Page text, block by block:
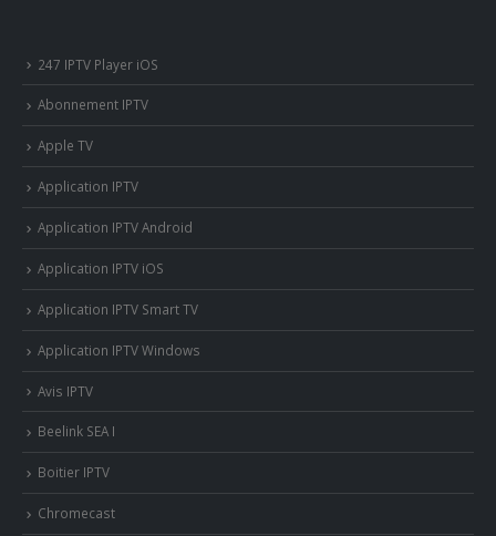
247 IPTV Player iOS
Abonnement IPTV
Apple TV
Application IPTV
Application IPTV Android
Application IPTV iOS
Application IPTV Smart TV
Application IPTV Windows
Avis IPTV
Beelink SEA I
Boitier IPTV
Chromecast